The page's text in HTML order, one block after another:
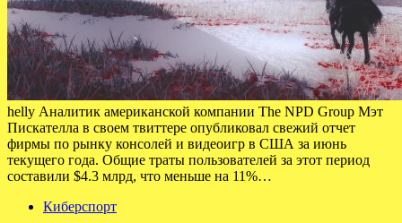
helly Аналитик американской компании The NPD Group Мэт
Пискателла в своем твиттере опубликовал свежий отчет
фирмы по рынку консолей и видеоигр в США за июнь
текущего года. Общие траты пользователей за этот период
составили $4.3 млрд, что меньше на 11%…
Киберспорт